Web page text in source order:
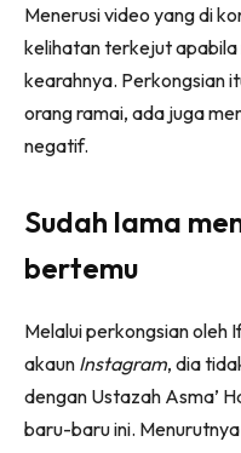
Menerusi video yang di
kelihatan terkejut apabila
kearahnya. Perkongsian
orang ramai, ada juga
negatif.
Sudah lama
bertemu
Melalui perkongsian oleh
akaun Instagram, dia
dengan Ustazah Asma’
baru-baru ini.